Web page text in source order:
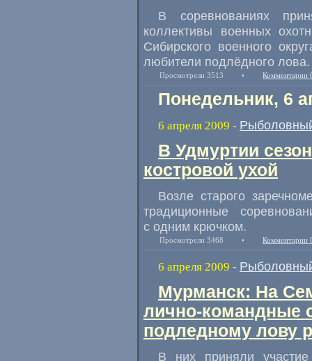
В соревнованиях
коллективы военных
Сибирского военного
любители подлёдного лова.
Просмотрели 3513 • Комментарии
Понедельник, 6
6 апреля 2009 -
В Удмуртии
костровой ухой
Возле старого
традиционные
с одним крючком.
Просмотрели 3468 • Комментарии
6 апреля 2009 -
Мурманск: На
лично-командные
подледному лову
В них приняли